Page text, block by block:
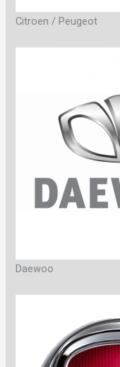
Citroen / Peugeot
Daewoo